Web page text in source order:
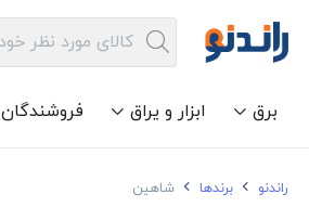
برق ابزار و یراق فروشندگان
راندنو برندها شاهین